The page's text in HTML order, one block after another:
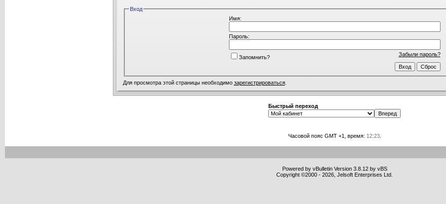
Вход
Имя:
Пароль:
Забыли пароль?
Запомнить?
Для просмотра этой страницы необходимо зарегистрироваться.
Быстрый переход
Часовой пояс GMT +1, время: 12:23.
Powered by vBulletin Version 3.8.12 by vBS
Copyright ©2000 - 2026, Jelsoft Enterprises Ltd.